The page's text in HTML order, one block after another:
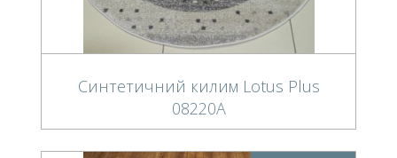
Синтетичний килим Lotus Plus
08220A